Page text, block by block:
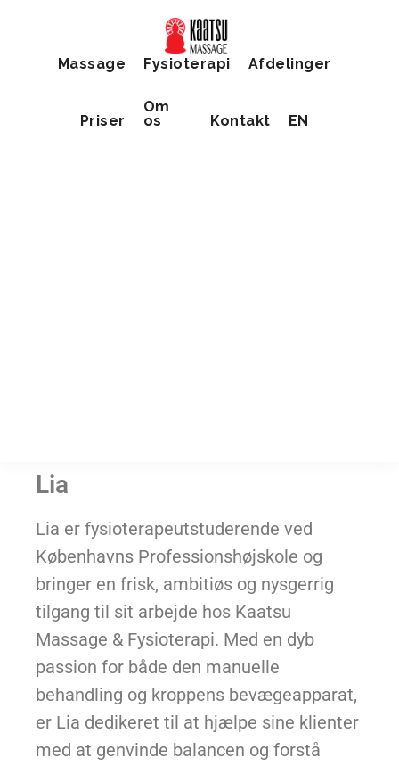
indholdMassage Fysioterapi Afdelinger
Priser
Om
os
Kontakt EN
Lia
Lia er fysioterapeutstuderende ved
Københavns Professionshøjskole og
bringer en frisk, ambitiøs og nysgerrig
tilgang til sit arbejde hos Kaatsu
Massage & Fysioterapi. Med en dyb
passion for både den manuelle
behandling og kroppens bevægeapparat,
er Lia dedikeret til at hjælpe sine klienter
med at genvinde balancen og forstå